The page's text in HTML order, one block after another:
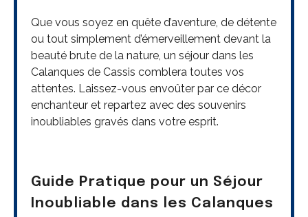
Que vous soyez en quête d’aventure, de détente
ou tout simplement d’émerveillement devant la
beauté brute de la nature, un séjour dans les
Calanques de Cassis comblera toutes vos
attentes. Laissez-vous envoûter par ce décor
enchanteur et repartez avec des souvenirs
inoubliables gravés dans votre esprit.
Guide Pratique pour un Séjour
Inoubliable dans les Calanques